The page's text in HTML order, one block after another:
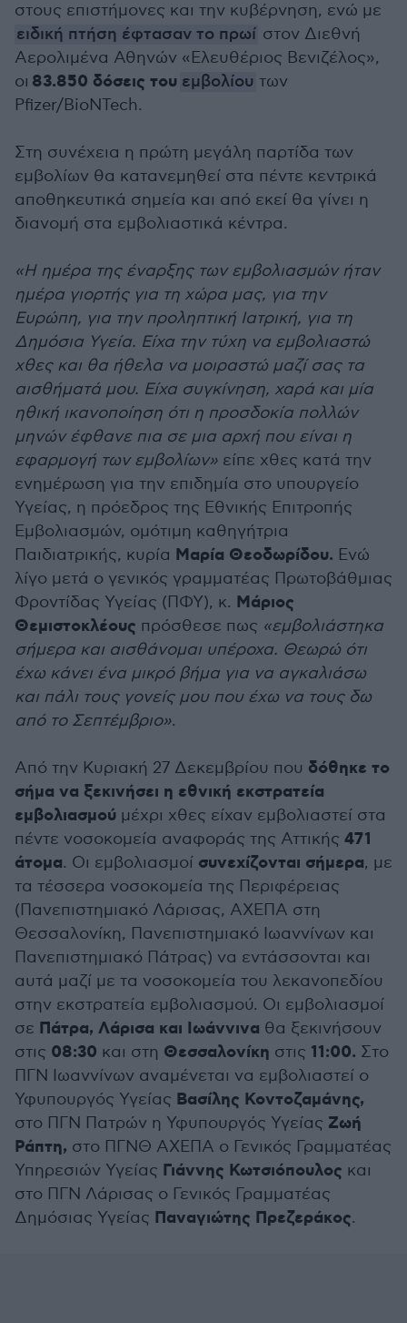
στους επιστήμονες και την κυβέρνηση, ενώ με
ειδική πτήση έφτασαν το πρωί στον Διεθνή
Αερολιμένα Αθηνών «Ελευθέριος Βενιζέλος»,
οι 83.850 δόσεις του εμβολίου των
Pfizer/BioNTech.
Στη συνέχεια η πρώτη μεγάλη παρτίδα των
εμβολίων θα κατανεμηθεί στα πέντε κεντρικά
αποθηκευτικά σημεία και από εκεί θα γίνει η
διανομή στα εμβολιαστικά κέντρα.
«Η ημέρα της έναρξης των εμβολιασμών ήταν
ημέρα γιορτής για τη χώρα μας, για την
Ευρώπη, για την προληπτική Ιατρική, για τη
Δημόσια Υγεία. Είχα την τύχη να εμβολιαστώ
χθες και θα ήθελα να μοιραστώ μαζί σας τα
αισθήματά μου. Είχα συγκίνηση, χαρά και μία
ηθική ικανοποίηση ότι η προσδοκία πολλών
μηνών έφθανε πια σε μια αρχή που είναι η
εφαρμογή των εμβολίων» είπε χθες κατά την
ενημέρωση για την επιδημία στο υπουργείο
Υγείας, η πρόεδρος της Εθνικής Επιτροπής
Εμβολιασμών, ομότιμη καθηγήτρια
Παιδιατρικής, κυρία Μαρία Θεοδωρίδου. Ενώ
λίγο μετά ο γενικός γραμματέας Πρωτοβάθμιας
Φροντίδας Υγείας (ΠΦΥ), κ. Μάριος
Θεμιστοκλέους πρόσθεσε πως «εμβολιάστηκα
σήμερα και αισθάνομαι υπέροχα. Θεωρώ ότι
έχω κάνει ένα μικρό βήμα για να αγκαλιάσω
και πάλι τους γονείς μου που έχω να τους δω
από το Σεπτέμβριο».
Από την Κυριακή 27 Δεκεμβρίου που δόθηκε το
σήμα να ξεκινήσει η εθνική εκστρατεία
εμβολιασμού μέχρι χθες είχαν εμβολιαστεί στα
πέντε νοσοκομεία αναφοράς της Αττικής 471
άτομα. Οι εμβολιασμοί συνεχίζονται σήμερα, με
τα τέσσερα νοσοκομεία της Περιφέρειας
(Πανεπιστημιακό Λάρισας, ΑΧΕΠΑ στη
Θεσσαλονίκη, Πανεπιστημιακό Ιωαννίνων και
Πανεπιστημιακό Πάτρας) να εντάσσονται και
αυτά μαζί με τα νοσοκομεία του λεκανοπεδίου
στην εκστρατεία εμβολιασμού. Οι εμβολιασμοί
σε Πάτρα, Λάρισα και Ιωάννινα θα ξεκινήσουν
στις 08:30 και στη Θεσσαλονίκη στις 11:00. Στο
ΠΓΝ Ιωαννίνων αναμένεται να εμβολιαστεί ο
Υφυπουργός Υγείας Βασίλης Κοντοζαμάνης,
στο ΠΓΝ Πατρών η Υφυπουργός Υγείας Ζωή
Ράπτη, στο ΠΓΝΘ ΑΧΕΠΑ ο Γενικός Γραμματέας
Υπηρεσιών Υγείας Γιάννης Κωτσιόπουλος και
στο ΠΓΝ Λάρισας ο Γενικός Γραμματέας
Δημόσιας Υγείας Παναγιώτης Πρεζεράκος.